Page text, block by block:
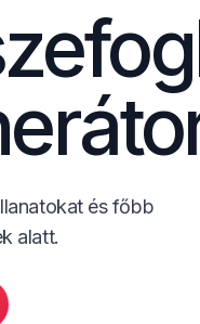
és főbb
alatt.